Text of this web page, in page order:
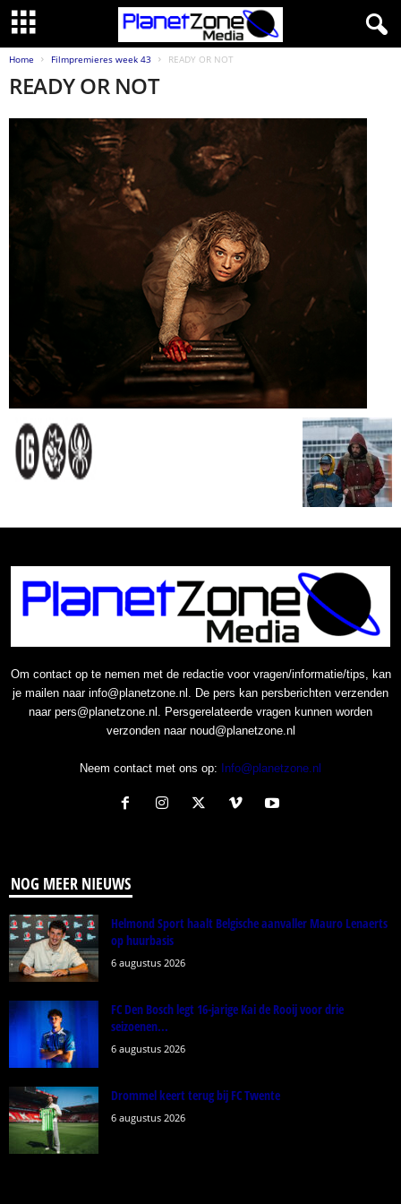
Home Filmpremieres week 43 READY OR NOT
READY OR NOT
Om contact op te nemen met de redactie voor vragen/informatie/tips, kan
je mailen naar info@planetzone.nl. De pers kan persberichten verzenden
naar pers@planetzone.nl. Persgerelateerde vragen kunnen worden
verzonden naar noud@planetzone.nl
Neem contact met ons op: Info@planetzone.nl
NOG MEER NIEUWS
Helmond Sport haalt Belgische aanvaller Mauro Lenaerts
op huurbasis
6 augustus 2026
FC Den Bosch legt 16-jarige Kai de Rooij voor drie
seizoenen...
6 augustus 2026
Drommel keert terug bij FC Twente
6 augustus 2026